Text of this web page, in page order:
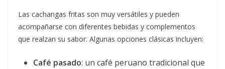
Las cachangas fritas son muy versátiles y pueden
acompañarse con diferentes bebidas y complementos
que realzan su sabor. Algunas opciones clásicas incluyen:
Café pasado: un café peruano tradicional que